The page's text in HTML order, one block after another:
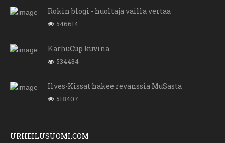
Rokin blogi - huoltaja vailla vertaa
546614
KarhuCup kuvina
534434
Ilves-Kissat hakee revanssia MuSasta
518407
URHEILUSUOMI.COM